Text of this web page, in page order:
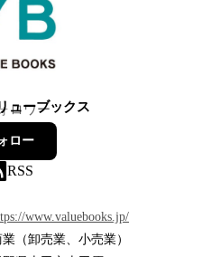
ューブックス
ロワー
ロー
RSS
www.valuebooks.jp/
（卸売業、小売業）